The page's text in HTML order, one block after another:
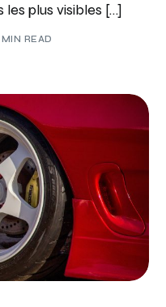
les plus visibles […]
READ